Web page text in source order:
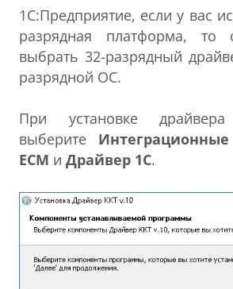
1С:Предприятие, если у вас
разрядная платформа, то
выбрать 32-разрядный
разрядной ОС.
При установке драйвера
выберите
ЕСМ и Драйвер 1С.